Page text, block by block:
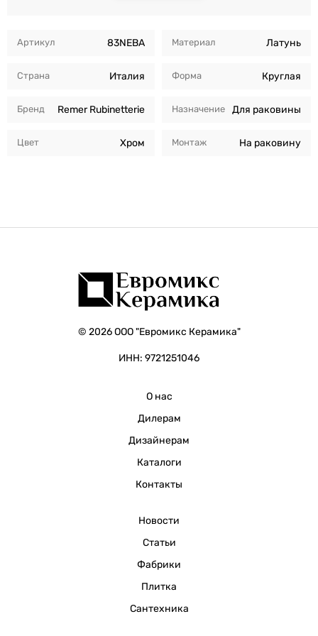
Артикул 83NEBA
Страна Италия
Бренд Remer Rubinetterie
Цвет Хром
Материал Латунь
Форма Круглая
Назначение Для раковины
Монтаж На раковину
© 2026 ООО "Евромикс Керамика"
ИНН: 9721251046
О нас
Дилерам
Дизайнерам
Каталоги
Контакты
Новости
Статьи
Фабрики
Плитка
Сантехника